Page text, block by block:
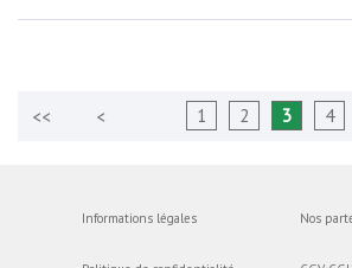
1 2 3 4
Informations légales Nos